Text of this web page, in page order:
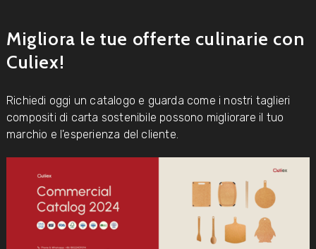
Migliora le tue offerte culinarie con
Culiex!
Richiedi oggi un catalogo e guarda come i nostri taglieri
compositi di carta sostenibile possono migliorare il tuo
marchio e l'esperienza del cliente.